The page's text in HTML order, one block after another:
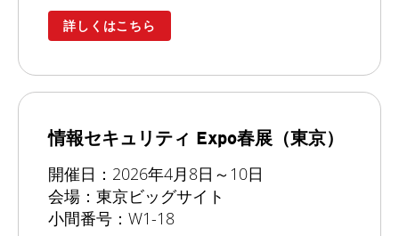
詳しくはこちら
情報セキュリティ Expo春展（東京）
開催日：2026年4月8日～10日
会場：東京ビッグサイト
小間番号：W1-18